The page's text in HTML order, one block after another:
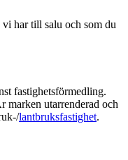
har till salu och som du
fastighetsförmedling.
marken utarrenderad och
lantbruksfastighet.